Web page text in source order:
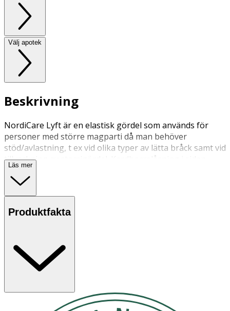
Välj apotek
Beskrivning
NordiCare Lyft är en elastisk gördel som används för
personer med större magparti då man behöver
stöd/avlastning, t ex vid olika typer av lätta bråck samt vid
tillverkning av stomigördel. Kardborrelåsning i sidan.
Höjd mitt fram 24 cm och mitt bak 23 cm.
Läs mer
Produktfakta